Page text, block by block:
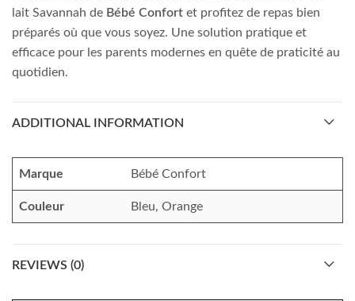
lait Savannah de Bébé Confort et profitez de repas bien
préparés où que vous soyez. Une solution pratique et
efficace pour les parents modernes en quête de praticité au
quotidien.
ADDITIONAL INFORMATION
Marque Bébé Confort
Couleur Bleu, Orange
REVIEWS (0)